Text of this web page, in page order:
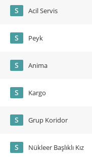
S Acil Servis
S Peyk
S Anima
S Kargo
S Grup Koridor
S Nükleer Başlıklı Kız